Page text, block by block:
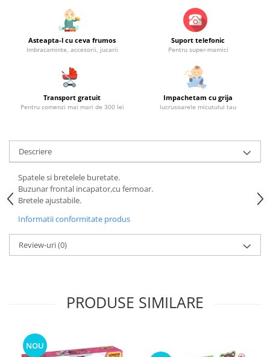
Asteapta-l cu ceva frumos
Imbracaminte, accesorii, jucarii
Suport telefonic
Pentru super-mamici
Transport gratuit
Pentru comenzi mai mari de 300 lei
Impachetam cu grija
lucrusoarele micutului tau
Descriere
Spatele si bretelele buretate.
Buzunar frontal incapator,cu fermoar.
Bretele ajustabile.
Informatii conformitate produs
Review-uri(0)
PRODUSE SIMILARE
NOU